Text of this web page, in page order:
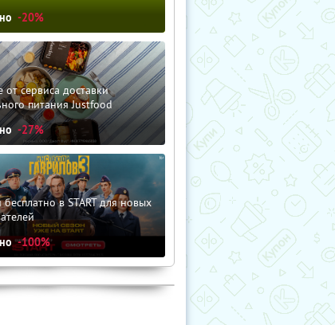
-20%
от сервиса доставки
питания Justfood
-27%
в START для новых
-100%